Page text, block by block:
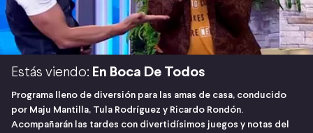
Estás viendo: En Boca De Todos
Programa lleno de diversión para las amas de casa, conducido
por Maju Mantilla, Tula Rodríguez y Ricardo Rondón.
Acompañarán las tardes con divertidísimos juegos y notas del